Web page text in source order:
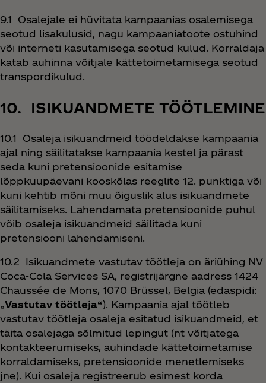
9.1 Osalejale ei hüvitata kampaanias osalemisega
seotud lisakulusid, nagu kampaaniatoote ostuhind
või interneti kasutamisega seotud kulud. Korraldaja
katab auhinna võitjale kättetoimetamisega seotud
transpordikulud.
10. ISIKUANDMETE TÖÖTLEMINE
10.1 Osaleja isikuandmeid töödeldakse kampaania
ajal ning säilitatakse kampaania kestel ja pärast
seda kuni pretensioonide esitamise
lõppkuupäevani kooskõlas reeglite 12. punktiga või
kuni kehtib mõni muu õiguslik alus isikuandmete
säilitamiseks. Lahendamata pretensioonide puhul
võib osaleja isikuandmeid säilitada kuni
pretensiooni lahendamiseni.
10.2 Isikuandmete vastutav töötleja on äriühing NV
Coca‑Cola Services SA, registrijärgne aadress 1424
Chaussée de Mons, 1070 Brüssel, Belgia (edaspidi:
„Vastutav töötleja“). Kampaania ajal töötleb
vastutav töötleja osaleja esitatud isikuandmeid, et
täita osalejaga sõlmitud lepingut (nt võitjatega
kontakteerumiseks, auhindade kättetoimetamise
korraldamiseks, pretensioonide menetlemiseks
jne). Kui osaleja registreerub esimest korda